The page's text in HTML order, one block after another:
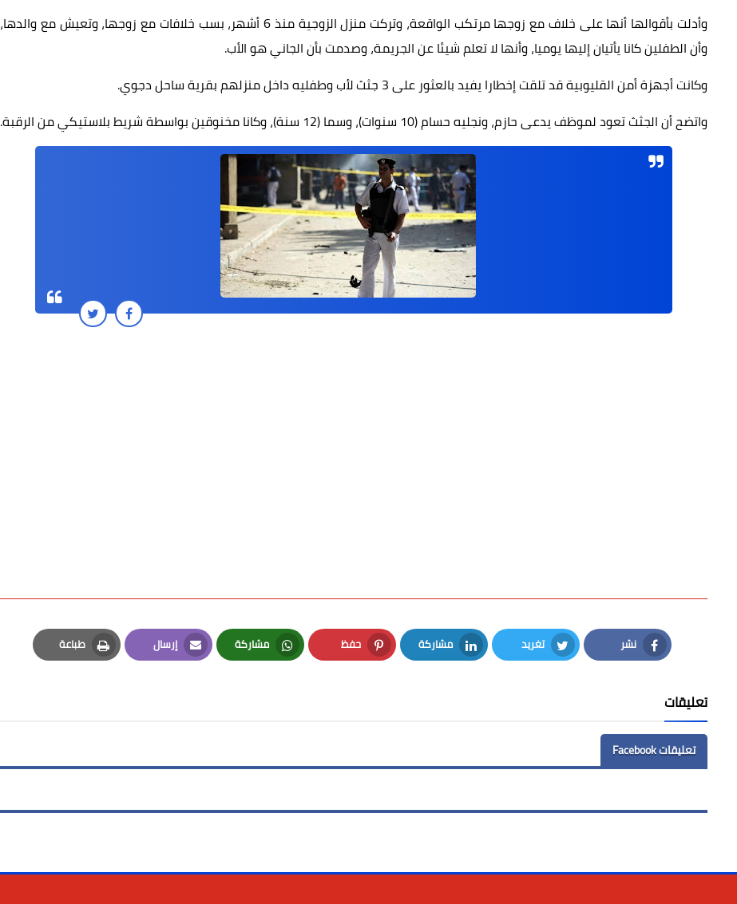
وأدلت بأقوالها أنها على خلاف مع زوجها مرتكب الواقعة، وتركت منزل الزوجية منذ 6 أشهر، بسب خلافات مع زوجها، وتعيش مع والدها،
وأن الطفلين كانا يأتيان إليها يوميا، وأنها لا تعلم شيئا عن الجريمة، وصدمت بأن الجاني هو الأب.
وكانت أجهزة أمن القليوبية قد تلقت إخطارا يفيد بالعثور على 3 جثث لأب وطفليه داخل منزلهم بقرية ساحل دجوي.
واتضح أن الجثث تعود لموظف يدعى حازم، ونجليه حسام (10 سنوات)، وسما (12 سنة)، وكانا مخنوقين بواسطة شريط بلاستيكي من الرقبة.
نشر
Facebook
تغريد
Twitter
مشاركة
LinkedIn
حفظ
Pinterest
مشاركة
Whatsapp
إرسال
Email
طباعة
Print
تعليقات
تعليقات Facebook